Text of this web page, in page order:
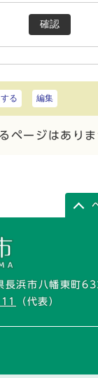
確認
る 編集
ページはあり
浜市八幡東町
（代表）